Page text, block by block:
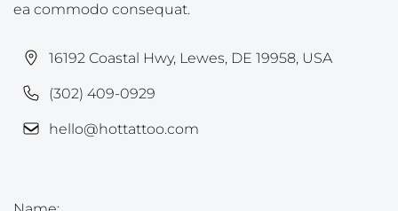
ea commodo consequat.
16192 Coastal Hwy, Lewes, DE 19958, USA
(302) 409-0929
hello@hottattoo.com